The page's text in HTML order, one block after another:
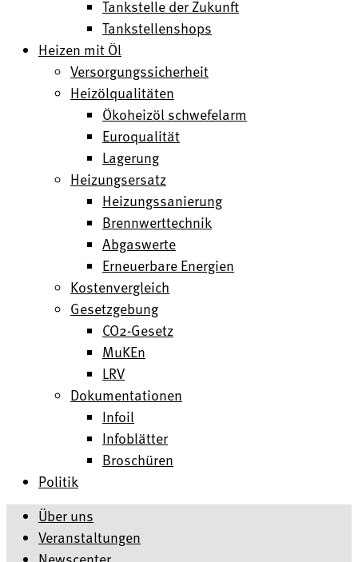
Tankstelle der Zukunft
Tankstellenshops
Heizen mit Öl
Versorgungssicherheit
Heizölqualitäten
Ökoheizöl schwefelarm
Euroqualität
Lagerung
Heizungsersatz
Heizungssanierung
Brennwerttechnik
Abgaswerte
Erneuerbare Energien
Kostenvergleich
Gesetzgebung
CO2-Gesetz
MuKEn
LRV
Dokumentationen
Infoil
Infoblätter
Broschüren
Politik
Über uns
Veranstaltungen